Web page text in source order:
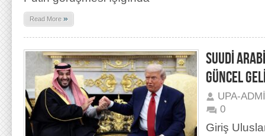
Read More »
SUUDİ
GÜNCEL
UPA-
0
Giriş